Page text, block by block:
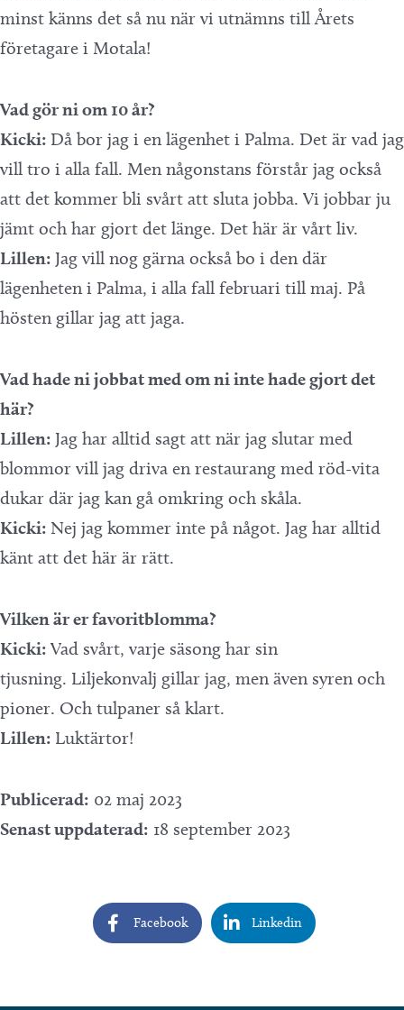
minst känns det så nu när vi utnämns till Årets
företagare i Motala!
Vad gör ni om 10 år?
Kicki: Då bor jag i en lägenhet i Palma. Det är vad jag
vill tro i alla fall. Men någonstans förstår jag också
att det kommer bli svårt att sluta jobba. Vi jobbar ju
jämt och har gjort det länge. Det här är vårt liv.
Lillen: Jag vill nog gärna också bo i den där
lägenheten i Palma, i alla fall februari till maj. På
hösten gillar jag att jaga.
Vad hade ni jobbat med om ni inte hade gjort det
här?
Lillen: Jag har alltid sagt att när jag slutar med
blommor vill jag driva en restaurang med röd-vita
dukar där jag kan gå omkring och skåla.
Kicki: Nej jag kommer inte på något. Jag har alltid
känt att det här är rätt.
Vilken är er favoritblomma?
Kicki: Vad svårt, varje säsong har sin
tjusning. Liljekonvalj gillar jag, men även syren och
pioner. Och tulpaner så klart.
Lillen: Luktärtor!
Publicerad: 02 maj 2023
Senast uppdaterad: 18 september 2023
Facebook Linkedin